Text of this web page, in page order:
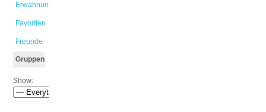
Erwähnungen
Favoriten
Freunde
Gruppen
Show: